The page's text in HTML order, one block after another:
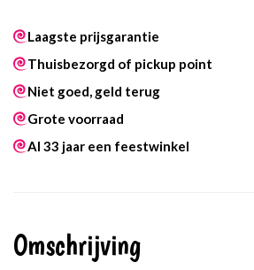
Laagste prijsgarantie
Thuisbezorgd of pickup point
Niet goed, geld terug
Grote voorraad
Al 33 jaar een feestwinkel
Omschrijving